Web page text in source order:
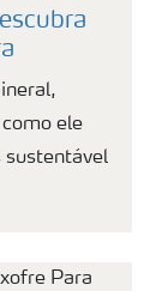
ele
sustentável